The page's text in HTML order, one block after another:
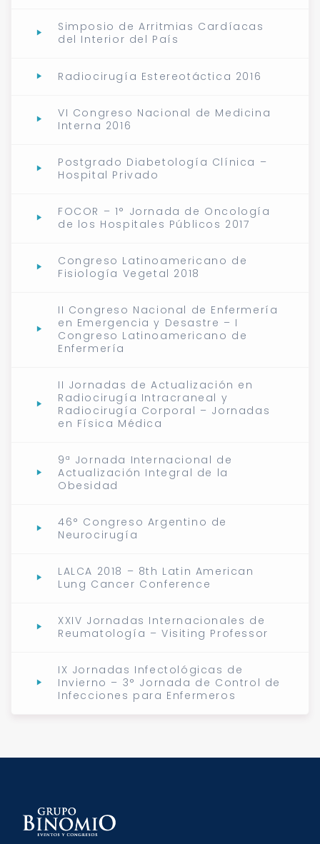
Simposio de Arritmias Cardíacas
del Interior del País
Radiocirugía Estereotáctica 2016
VI Congreso Nacional de Medicina
Interna 2016
Postgrado Diabetología Clínica –
Hospital Privado
FOCOR – 1° Jornada de Oncología
de los Hospitales Públicos 2017
Congreso Latinoamericano de
Fisiología Vegetal 2018
II Congreso Nacional de Enfermería
en Emergencia y Desastre – I
Congreso Latinoamericano de
Enfermería
II Jornadas de Actualización en
Radiocirugía Intracraneal y
Radiocirugía Corporal – Jornadas
en Física Médica
9ª Jornada Internacional de
Actualización Integral de la
Obesidad
46° Congreso Argentino de
Neurocirugía
LALCA 2018 – 8th Latin American
Lung Cancer Conference
XXIV Jornadas Internacionales de
Reumatología – Visiting Professor
IX Jornadas Infectológicas de
Invierno – 3° Jornada de Control de
Infecciones para Enfermeros